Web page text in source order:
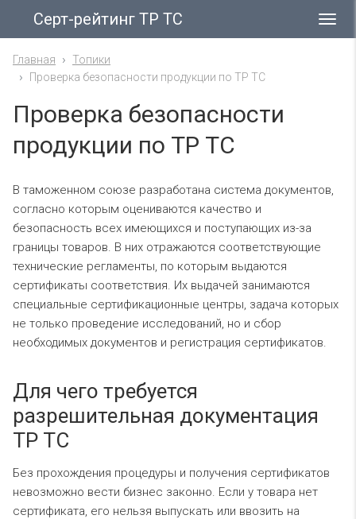
Серт-рейтинг ТР ТС
Главная
Топики
Проверка безопасности продукции по ТР ТС
Проверка безопасности
продукции по ТР ТС
В таможенном союзе разработана система документов,
согласно которым оцениваются качество и
безопасность всех имеющихся и поступающих из-за
границы товаров. В них отражаются соответствующие
технические регламенты, по которым выдаются
сертификаты соответствия. Их выдачей занимаются
специальные сертификационные центры, задача которых
не только проведение исследований, но и сбор
необходимых документов и регистрация сертификатов.
Для чего требуется
разрешительная документация
ТР ТС
Без прохождения процедуры и получения сертификатов
невозможно вести бизнес законно. Если у товара нет
сертификата, его нельзя выпускать или ввозить на